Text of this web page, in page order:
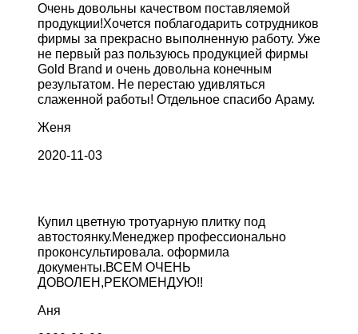
Очень довольны качеством поставляемой
продукции!Хочется поблагодарить сотрудников
фирмы за прекрасно выполненную работу. Уже
не первый раз пользуюсь продукцией фирмы
Gold Brand и очень довольна конечным
результатом. Не перестаю удивляться
слаженной работы! Отдельное спасибо Араму.
Женя
2020-11-03
Купил цветную тротуарную плитку под
автостоянку.Менеджер профессионально
проконсультировала. оформила
документы.ВСЕМ ОЧЕНЬ
ДОВОЛЕН,РЕКОМЕНДУЮ!!
Аня